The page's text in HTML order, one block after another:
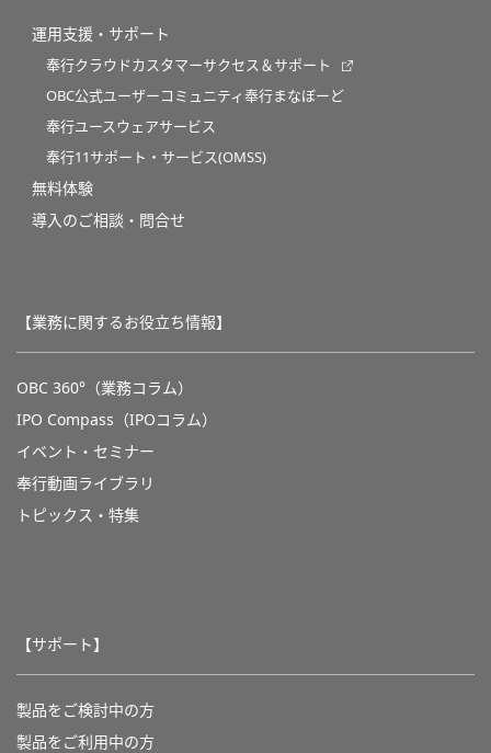
運用支援・サポート
奉行クラウドカスタマーサクセス＆サポート
OBC公式ユーザーコミュニティ奉行まなぼーど
奉行ユースウェアサービス
奉行11サポート・サービス(OMSS)
無料体験
導入のご相談・問合せ
【業務に関するお役立ち情報】
OBC 360°（業務コラム）
IPO Compass（IPOコラム）
イベント・セミナー
奉行動画ライブラリ
トピックス・特集
【サポート】
製品をご検討中の方
製品をご利用中の方